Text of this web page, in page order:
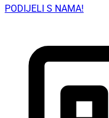
PODIJELI S NAMA!